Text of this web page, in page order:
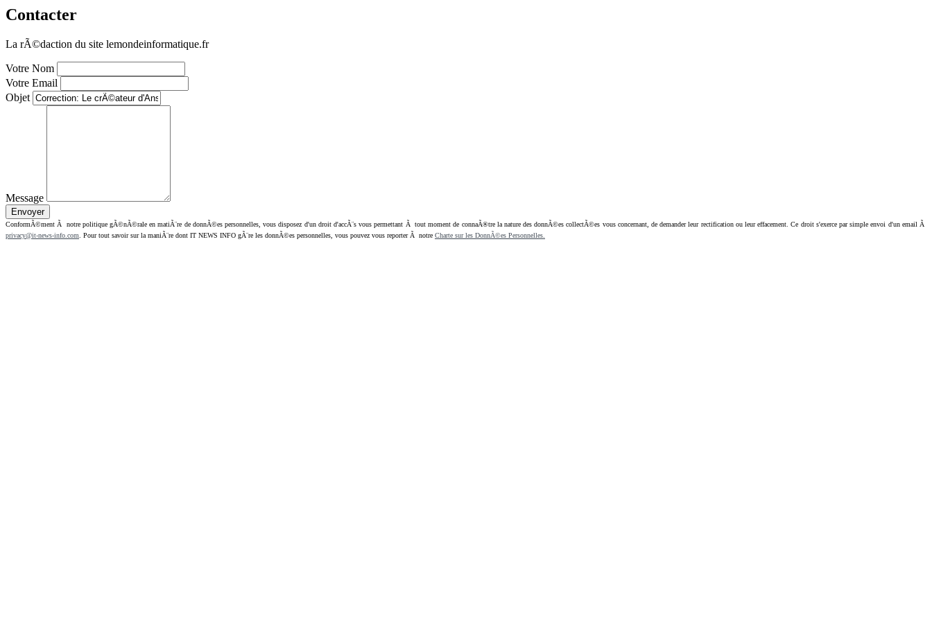
Contacter
La rÃ©daction du site lemondeinformatique.fr
Votre Nom
Votre Email
Objet
Message
ConformÃ©ment Ã notre politique gÃ©nÃ©rale en matiÃ¨re de donnÃ©es personnelles, vous disposez d'un droit d'accÃ¨s vous permettant Ã tout moment de connaÃ®tre la nature des donnÃ©es collectÃ©es vous concernant, de demander leur rectification ou leur effacement. Ce droit s'exerce par simple envoi d'un email Ã
privacy@it-news-info.com . Pour tout savoir sur la maniÃ¨re dont IT NEWS INFO gÃ¨re les donnÃ©es personnelles, vous pouvez vous reporter Ã notre Charte sur les DonnÃ©es Personnelles.